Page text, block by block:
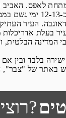
העיר
המדינה
בלבד ובין
באתר של
רוצים לטוס לריגה?